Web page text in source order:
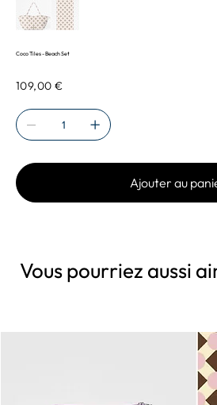
Coco Tiles - Beach Set
Prix
109,00 €
Ajouter au
Vous pourriez aussi